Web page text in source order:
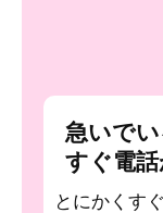
急いで
すぐ電話
とにかくす